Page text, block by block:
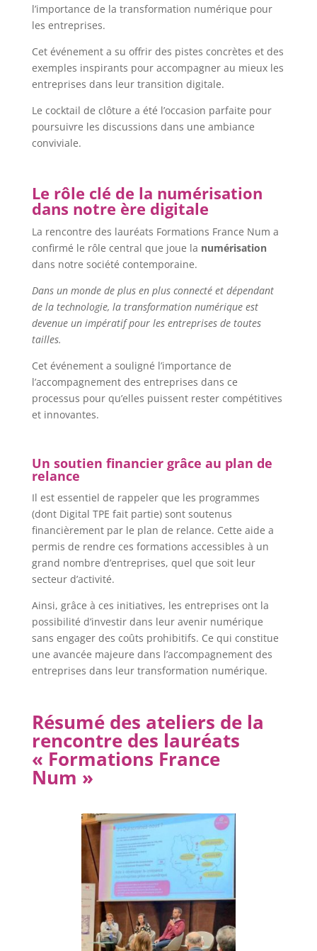
l’importance de la transformation numérique pour
les entreprises.
Cet événement a su offrir des pistes concrètes et des
exemples inspirants pour accompagner au mieux les
entreprises dans leur transition digitale.
Le cocktail de clôture a été l’occasion parfaite pour
poursuivre les discussions dans une ambiance
conviviale.
Le rôle clé de la numérisation
dans notre ère digitale
La rencontre des lauréats Formations France Num a
confirmé le rôle central que joue la numérisation
dans notre société contemporaine.
Dans un monde de plus en plus connecté et dépendant
de la technologie, la transformation numérique est
devenue un impératif pour les entreprises de toutes
tailles.
Cet événement a souligné l’importance de
l’accompagnement des entreprises dans ce
processus pour qu’elles puissent rester compétitives
et innovantes.
Un soutien financier grâce au plan de
relance
Il est essentiel de rappeler que les programmes
(dont Digital TPE fait partie) sont soutenus
financièrement par le plan de relance. Cette aide a
permis de rendre ces formations accessibles à un
grand nombre d’entreprises, quel que soit leur
secteur d’activité.
Ainsi, grâce à ces initiatives, les entreprises ont la
possibilité d’investir dans leur avenir numérique
sans engager des coûts prohibitifs. Ce qui constitue
une avancée majeure dans l’accompagnement des
entreprises dans leur transformation numérique.
Résumé des ateliers de la
rencontre des lauréats
« Formations France
Num »